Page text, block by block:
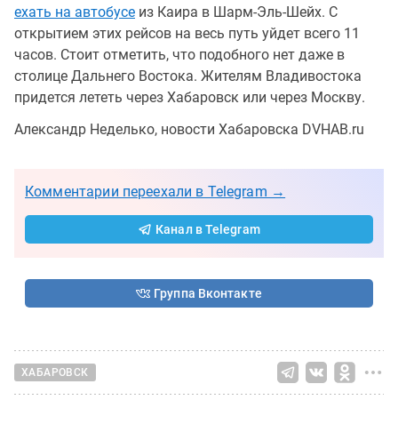
ехать на автобусе из Каира в Шарм-Эль-Шейх. С
открытием этих рейсов на весь путь уйдет всего 11
часов. Стоит отметить, что подобного нет даже в
столице Дальнего Востока. Жителям Владивостока
придется лететь через Хабаровск или через Москву.
Александр Неделько, новости Хабаровска DVHAB.ru
Комментарии переехали в Telegram →
Канал в Telegram
Группа Вконтакте
ХАБАРОВСК